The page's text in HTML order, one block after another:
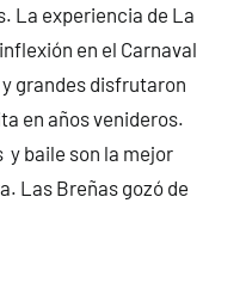
La experiencia de La
en el Carnaval
grandes disfrutaron
en años venideros.
y baile son la mejor
Las Breñas gozó de